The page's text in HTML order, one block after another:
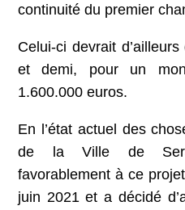
continuité du premier
Celui-ci devrait
et demi, pour un
1.600.000 euros.
En l’état actuel des
de la Ville de
favorablement à ce
juin 2021 et a décidé